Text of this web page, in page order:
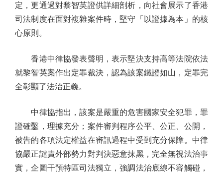
定，更通過對黎智英證供詳細剖析，向社會展示了香港
司法制度在面對複雜案件時，堅守「以證據為本」的核
心原則。
香港中律協發表聲明，表示堅決支持高等法院依法
就黎智英案作出定罪裁決，認為該案鐵證如山，定罪完
全彰顯了法治正義。
中律協指出，該案是嚴重的危害國家安全犯罪，罪
證確鑿，理據充分；案件審判程序公平、公正、公開，
被告的各項法定權益在審訊過程中受到充分保障。中律
協嚴正譴責外部勢力對判決惡意抹黑，完全無視法治事
實，企圖干預特區司法獨立，強調法治底線不容觸碰，